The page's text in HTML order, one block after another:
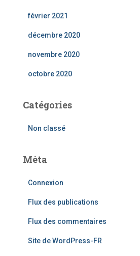
février 2021
décembre 2020
novembre 2020
octobre 2020
Catégories
Non classé
Méta
Connexion
Flux des publications
Flux des commentaires
Site de WordPress-FR